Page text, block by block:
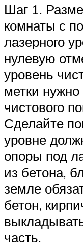
Шаг 1.
комнаты с
лазерного
нулевую
уровень
метки
чистового
Сделайте
уровне
опоры под
из бетона,
земле
бетон,
часть.